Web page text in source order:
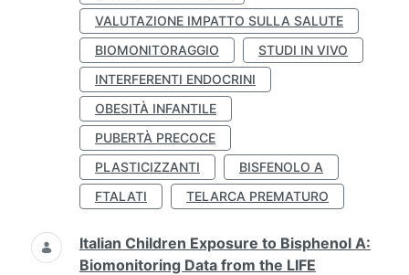
VALUTAZIONE IMPATTO SULLA SALUTE
BIOMONITORAGGIO
STUDI IN VIVO
INTERFERENTI ENDOCRINI
OBESITÀ INFANTILE
PUBERTÀ PRECOCE
PLASTICIZZANTI
BISFENOLO A
FTALATI
TELARCA PREMATURO
Italian Children Exposure to Bisphenol A:
Biomonitoring Data from the LIFE